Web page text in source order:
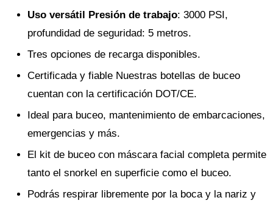
Uso versátil Presión de trabajo: 3000 PSI,
profundidad de seguridad: 5 metros.
Tres opciones de recarga disponibles.
Certificada y fiable Nuestras botellas de buceo
cuentan con la certificación DOT/CE.
Ideal para buceo, mantenimiento de embarcaciones,
emergencias y más.
El kit de buceo con máscara facial completa permite
tanto el snorkel en superficie como el buceo.
Podrás respirar libremente por la boca y la nariz y